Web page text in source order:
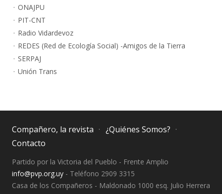
ONAJPU
PIT-CNT
Radio Vidardevoz
REDES (Red de Ecología Social) -Amigos de la Tierra
SERPAJ
Unión Trans
Compañero, la revista
¿Quiénes Somos?
Contacto
Partido por la Victoria del Pueblo - Frente Amplio
info@pvp.org.uy - Teléfono 2909 3315
Casa de los Compañeros - Maldonado 1000 esq. Julio Herrera